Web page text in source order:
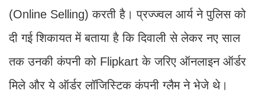
(Online Selling) करती है। प्रज्ज्वल आर्य ने पुलिस को
दी गई शिकायत में बताया है कि दिवाली से लेकर नए साल
तक उनकी कंपनी को Flipkart के जरिए ऑनलाइन ऑर्डर
मिले और ये ऑर्डर लॉजिस्टिक कंपनी ग्लैम ने भेजे थे।